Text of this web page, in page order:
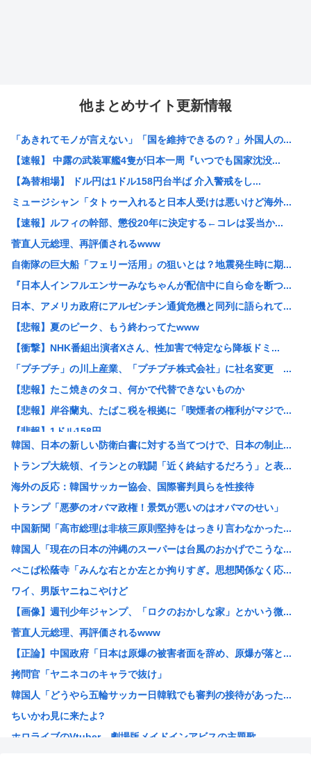
他まとめサイト更新情報
「あきれてモノが言えない」「国を維持できるの？」外国人の...
【速報】 中露の武装軍艦4隻が日本一周『いつでも国家沈没...
【為替相場】 ドル円は1ドル158円台半ば 介入警戒をし...
ミュージシャン「タトゥー入れると日本人受けは悪いけど海外...
【速報】ルフィの幹部、懲役20年に決定する←コレは妥当か...
菅直人元総理、再評価されるwww
自衛隊の巨大船「フェリー活用」の狙いとは？地震発生時に期...
『日本人インフルエンサーみなちゃんが配信中に自ら命を断つ...
日本、アメリカ政府にアルゼンチン通貨危機と同列に語られて...
【悲報】夏のピーク、もう終わってたwww
【衝撃】NHK番組出演者Xさん、性加害で特定なら降板ドミ...
「プチプチ」の川上産業、「プチプチ株式会社」に社名変更 ...
【悲報】たこ焼きのタコ、何かで代替できないものか
【悲報】岸谷蘭丸、たばこ税を根拠に「喫煙者の権利がマジで...
【悲報】1ドル158円
【悲報】夏のピーク、もう終わってた
カズレーザー、車の任意保険を巡り持論「強制しろよ！」「保...
【画像】美人ママ、息子との入浴中の画像が流出した結果・・...
江戸時代から続く「邪馬台国論争」最前線！ 最新研究で見え...
【熊本地震】共産党・寺本けんた「災害募金に関するデマを流...
【討論】オタク「パソコン自作できます」DQN「自分で車や...
みい山の亜月ねねさん、障がい者差別漫画で2億稼いでいた模...
【画像】俺たちの姫、佳子さまのお気に入りのドレスがこちら...
エヌビディア、次期モデルから搭載メモリを半減させると発表...
【自民統一の広報紙】産経新聞 東北での発行休止へ
ヨーロッパが中国製メガソーラーを締め出しｗｗｗ
【NHK激震】職員への性被害を公表…番組出演者Xは事実上...
【アリババ】世界最大級のオープンなAIモデル「Qｗeｎ3...
インドネシア「高速鉄道！」中国「大赤字！」インドネシア「...
韓国、日本の新しい防衛白書に対する当てつけで、日本の制止...
トランプ大統領、イランとの戦闘「近く終結するだろう」と表...
海外の反応：韓国サッカー協会、国際審判員らを性接待
トランプ「悪夢のオバマ政権！景気が悪いのはオバマのせい」
中国新聞「高市総理は非核三原則堅持をはっきり言わなかった...
韓国人「現在の日本の沖縄のスーパーは台風のおかげでこうな...
ぺこぱ松蔭寺「みんな右とか左とか拘りすぎ。思想関係なく応...
ワイ、男版ヤニねこやけど
【画像】週刊少年ジャンプ、「ロクのおかしな家」とかいう微...
菅直人元総理、再評価されるwww
【正論】中国政府「日本は原爆の被害者面を辞め、原爆が落と...
拷問官「ヤニネコのキャラで抜け」
韓国人「どうやら五輪サッカー日韓戦でも審判の接待があった...
ちいかわ見に来たよ?
ホロライブのVtuber、劇場版メイドインアビスの主題歌...